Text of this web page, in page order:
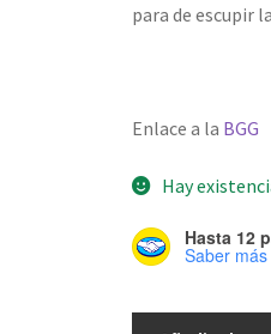
para de escupir
Enlace a la BGG
Hay
Hasta 12
Saber más